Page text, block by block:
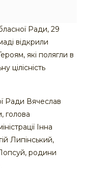
Ради, 29
відкрили
які полягли в
цілісність
Ради Вячеслав
голова
Інна
Липінський,
родини